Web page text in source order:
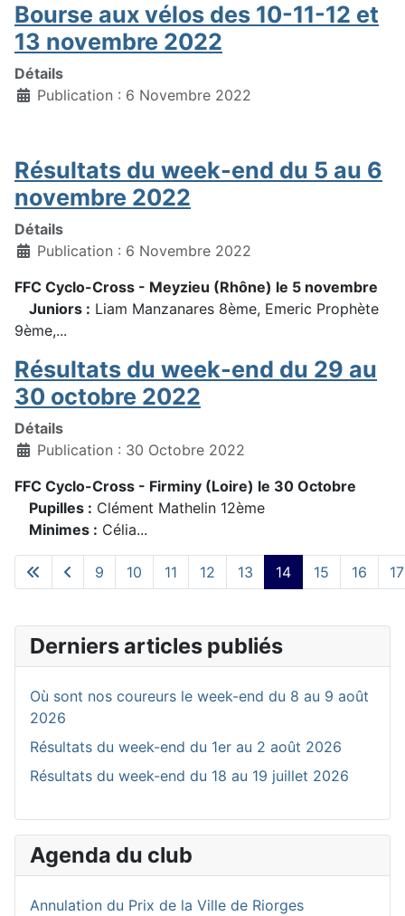
Bourse aux vélos des 10-11-12 et
13 novembre 2022
Détails
Publication : 6 Novembre 2022
Résultats du week-end du 5 au 6
novembre 2022
Détails
Publication : 6 Novembre 2022
FFC Cyclo-Cross - Meyzieu (Rhône) le 5 novembre
Juniors : Liam Manzanares 8ème, Emeric Prophète
9ème,...
Résultats du week-end du 29 au
30 octobre 2022
Détails
Publication : 30 Octobre 2022
FFC Cyclo-Cross - Firminy (Loire) le 30 Octobre
Pupilles : Clément Mathelin 12ème
Minimes : Célia...
Page 14 sur 168
9 10 11 12 13 14 15 16 17
Derniers articles publiés
Où sont nos coureurs le week-end du 8 au 9 août
2026
Résultats du week-end du 1er au 2 août 2026
Résultats du week-end du 18 au 19 juillet 2026
Agenda du club
Annulation du Prix de la Ville de Riorges